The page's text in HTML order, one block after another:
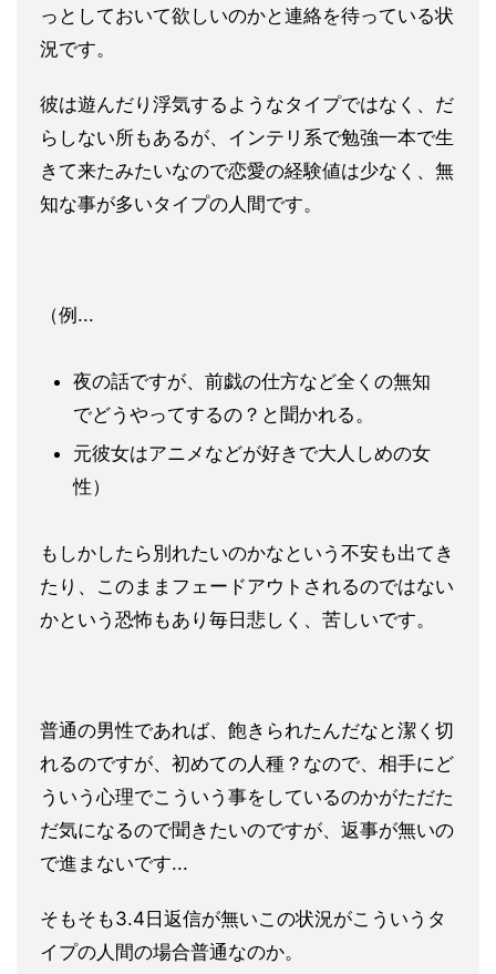
っとしておいて欲しいのかと連絡を待っている状
況です。
彼は遊んだり浮気するようなタイプではなく、だ
らしない所もあるが、インテリ系で勉強一本で生
きて来たみたいなので恋愛の経験値は少なく、無
知な事が多いタイプの人間です。
（例...
夜の話ですが、前戯の仕方など全くの無知
でどうやってするの？と聞かれる。
元彼女はアニメなどが好きで大人しめの女
性）
もしかしたら別れたいのかなという不安も出てき
たり、このままフェードアウトされるのではない
かという恐怖もあり毎日悲しく、苦しいです。
普通の男性であれば、飽きられたんだなと潔く切
れるのですが、初めての人種？なので、相手にど
ういう心理でこういう事をしているのかがただた
だ気になるので聞きたいのですが、返事が無いの
で進まないです...
そもそも3.4日返信が無いこの状況がこういうタ
イプの人間の場合普通なのか。